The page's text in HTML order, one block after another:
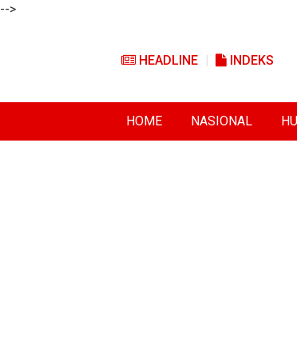
-->
HEADLINE INDEKS
HOME NASIONAL